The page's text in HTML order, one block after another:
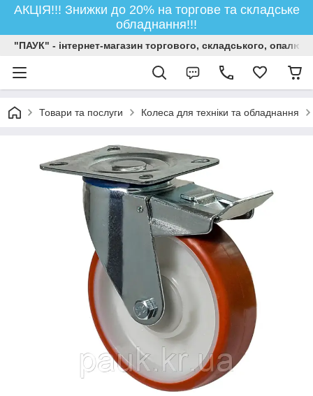
АКЦІЯ!!! Знижки до 20% на торгове та складське
обладнання!!!
"ПАУК" - інтернет-магазин торгового, складського,
Товари та послуги Колеса для техніки та обладнання